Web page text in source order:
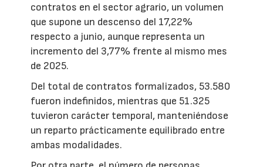
contratos en el sector agrario, un volumen
que supone un descenso del 17,22%
respecto a junio, aunque representa un
incremento del 3,77% frente al mismo mes
de 2025.
Del total de contratos formalizados, 53.580
fueron indefinidos, mientras que 51.325
tuvieron carácter temporal, manteniéndose
un reparto prácticamente equilibrado entre
ambas modalidades.